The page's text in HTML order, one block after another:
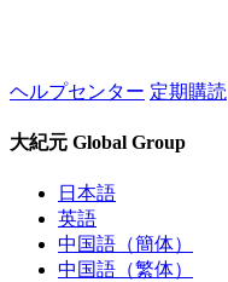
ヘルプセンター 定期購読
大紀元 Global Group
日本語
英語
中国語（簡体）
中国語（繁体）